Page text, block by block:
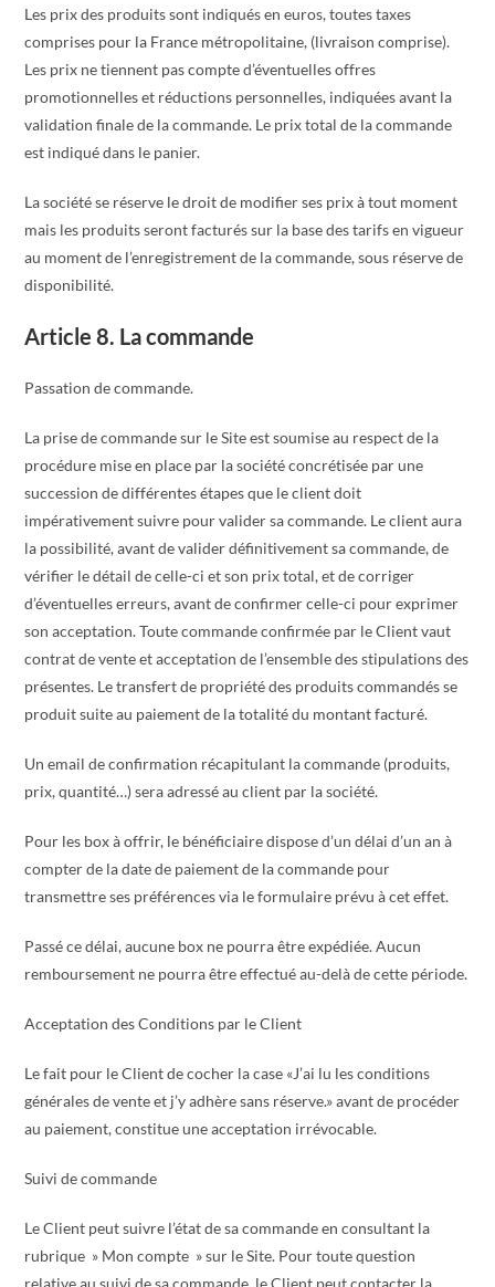
Les prix des produits sont indiqués en euros, toutes taxes
comprises pour la France métropolitaine, (livraison comprise).
Les prix ne tiennent pas compte d’éventuelles offres
promotionnelles et réductions personnelles, indiquées avant la
validation finale de la commande. Le prix total de la commande
est indiqué dans le panier.
La société se réserve le droit de modifier ses prix à tout moment
mais les produits seront facturés sur la base des tarifs en vigueur
au moment de l’enregistrement de la commande, sous réserve de
disponibilité.
Article 8. La commande
Passation de commande.
La prise de commande sur le Site est soumise au respect de la
procédure mise en place par la société concrétisée par une
succession de différentes étapes que le client doit
impérativement suivre pour valider sa commande. Le client aura
la possibilité, avant de valider définitivement sa commande, de
vérifier le détail de celle-ci et son prix total, et de corriger
d’éventuelles erreurs, avant de confirmer celle-ci pour exprimer
son acceptation. Toute commande confirmée par le Client vaut
contrat de vente et acceptation de l’ensemble des stipulations des
présentes. Le transfert de propriété des produits commandés se
produit suite au paiement de la totalité du montant facturé.
Un email de confirmation récapitulant la commande (produits,
prix, quantité…) sera adressé au client par la société.
Pour les box à offrir, le bénéficiaire dispose d’un délai d’un an à
compter de la date de paiement de la commande pour
transmettre ses préférences via le formulaire prévu à cet effet.
Passé ce délai, aucune box ne pourra être expédiée. Aucun
remboursement ne pourra être effectué au-delà de cette période.
Acceptation des Conditions par le Client
Le fait pour le Client de cocher la case «J’ai lu les conditions
générales de vente et j’y adhère sans réserve.» avant de procéder
au paiement, constitue une acceptation irrévocable.
Suivi de commande
Le Client peut suivre l’état de sa commande en consultant la
rubrique » Mon compte » sur le Site. Pour toute question
relative au suivi de sa commande, le Client peut contacter la